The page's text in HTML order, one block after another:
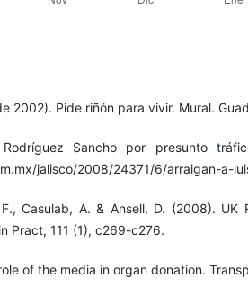
2002). Pide riñón para vivir. Mural.
Sancho por presunto
jalisco/2008/24371/6/arraigan-a-
Casulab, A. & Ansell, D. (2008).
Pract, 111 (1), c269-c276.
of the media in organ donation.